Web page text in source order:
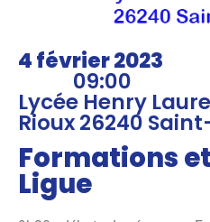
4 février 2023
09:00
Lycée Henry
Rioux 26240
Formations
Ligue